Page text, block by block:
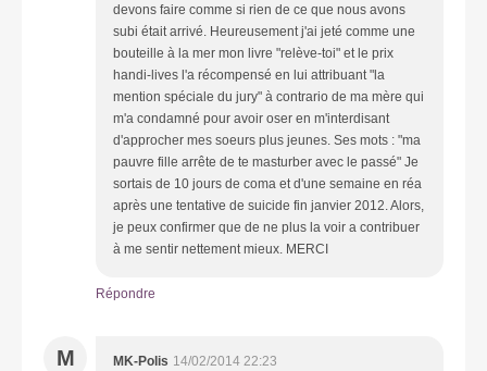
devons faire comme si rien de ce que nous avons
subi était arrivé. Heureusement j'ai jeté comme une
bouteille à la mer mon livre "relève-toi" et le prix
handi-lives l'a récompensé en lui attribuant "la
mention spéciale du jury" à contrario de ma mère qui
m'a condamné pour avoir oser en m'interdisant
d'approcher mes soeurs plus jeunes. Ses mots : "ma
pauvre fille arrête de te masturber avec le passé" Je
sortais de 10 jours de coma et d'une semaine en réa
après une tentative de suicide fin janvier 2012. Alors,
je peux confirmer que de ne plus la voir a contribuer
à me sentir nettement mieux. MERCI
Répondre
M MK-Polis 14/02/2014 22:23